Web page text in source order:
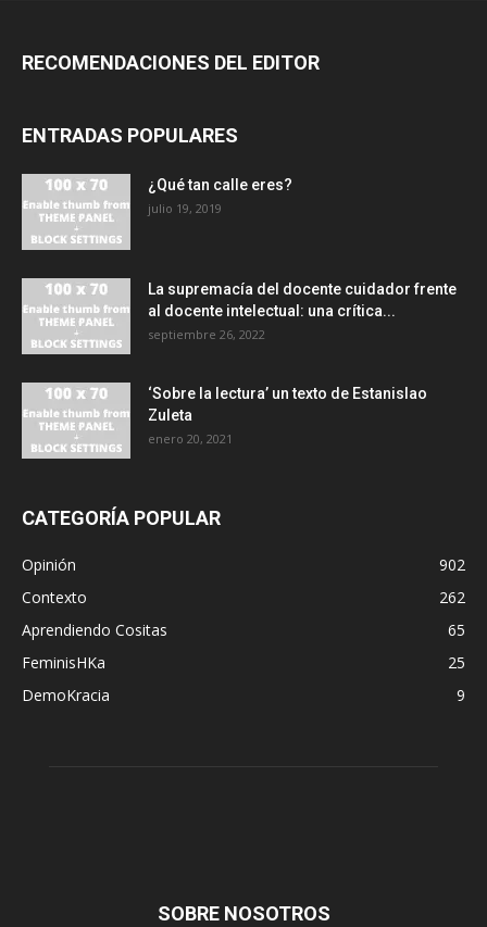
RECOMENDACIONES DEL EDITOR
ENTRADAS POPULARES
¿Qué tan calle eres?
julio 19, 2019
La supremacía del docente cuidador frente
al docente intelectual: una crítica...
septiembre 26, 2022
‘Sobre la lectura’ un texto de Estanislao
Zuleta
enero 20, 2021
CATEGORÍA POPULAR
Opinión
902
Contexto
262
Aprendiendo Cositas
65
FeminisHKa
25
DemoKracia
9
SOBRE NOSOTROS